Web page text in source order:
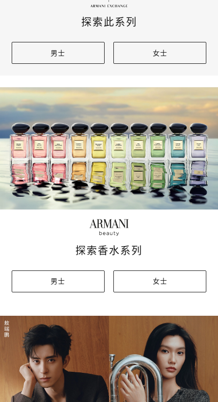
探索此系列
男士 女士
探索香水系列
男士 女士